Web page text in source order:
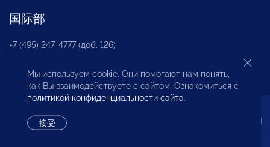
国际部
+7 (495) 247-4777 (доб. 126)
商投权益保护部
Мы используем cookie. Они помогают нам понять,
как Вы взаимодействуете с сайтом. Ознакомиться с
политикой конфиденциальности сайта.
接受